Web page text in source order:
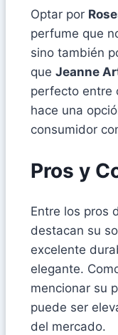
Optar por
perfume que
sino también
que Jeanne
perfecto entre
hace una
consumidor
Pros y
Entre los pros
destacan su
excelente
elegante.
mencionar su
puede ser
del mercado.